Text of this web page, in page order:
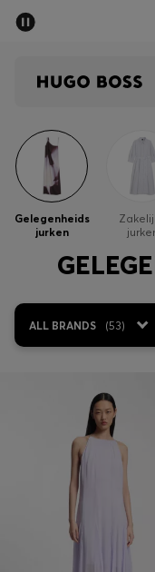
Heren
Dames
Kinderen
Bekijk
Inloggen /
Favoriet (
Artikelen)
FAQ & help en
Winkelzoeker
Gelegenheids
jurken
ALL BRANDS (53)